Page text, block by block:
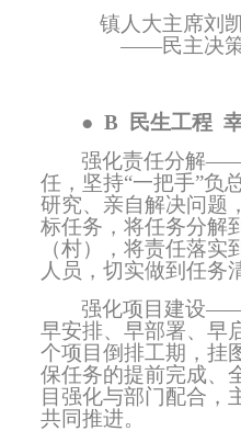
镇人大主席刘
——民主决策
● B 民生工程
强化责任分解
任，坚持“一把手”负
研究、亲自解决问题
标任务，将任务分解
（村），将责任落
人员，切实做到任务
强化项目建设
早安排、早部署、早
个项目倒排工期，挂
保任务的提前完成、
目强化与部门配合，
共同推进。